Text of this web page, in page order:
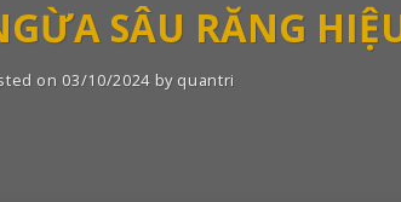
SÂU RĂNG
on 03/10/2024 by quantri